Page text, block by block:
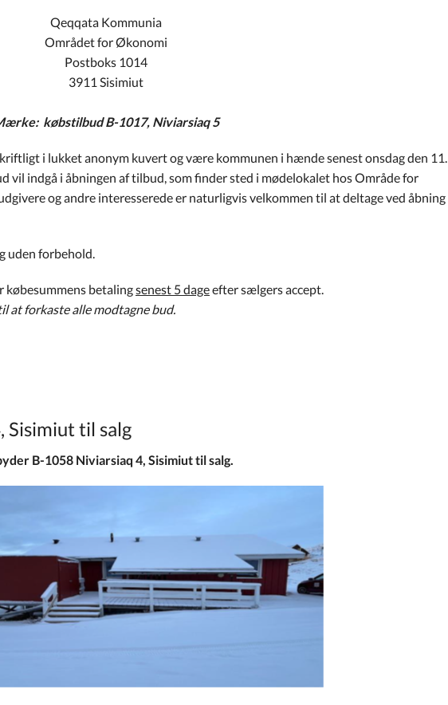
Qeqqata Kommunia
Området for Økonomi
Postboks 1014
3911 Sisimiut
købstilbud B-1017, Niviarsiaq 5
i lukket anonym kuvert og være kommunen i hænde senest onsdag den 11.
vil indgå i åbningen af tilbud, som finder sted i mødelokalet hos Område for
og andre interesserede er naturligvis velkommen til at deltage ved åbning
uden forbehold.
købesummens betalingsenest 5 dageefter sælgers accept.
at forkaste alle modtagne bud.
Sisimiut til salg
B-1058 Niviarsiaq 4, Sisimiut til salg.